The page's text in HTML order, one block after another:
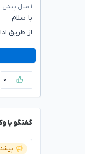
۱ سال پیش
با سلام
از طریق
۰
گفتگو با